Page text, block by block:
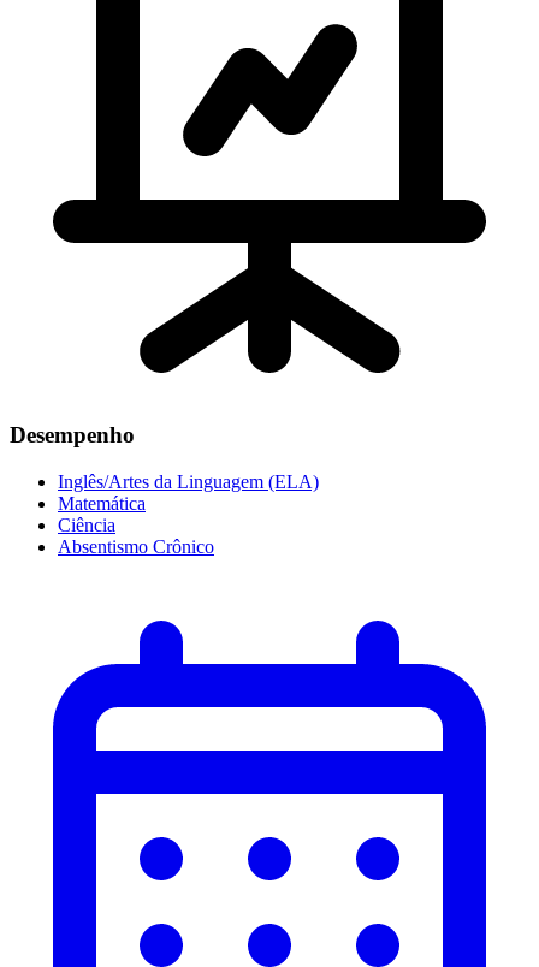
Desempenho
Inglês/Artes da Linguagem (ELA)
Matemática
Ciência
Absentismo Crônico